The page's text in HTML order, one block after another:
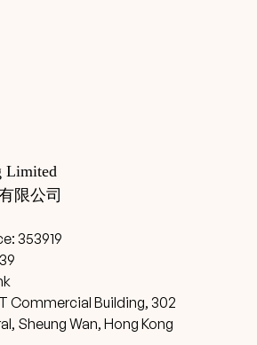
Limited
限公司
353919
Commercial Building, 302
Sheung Wan, Hong Kong